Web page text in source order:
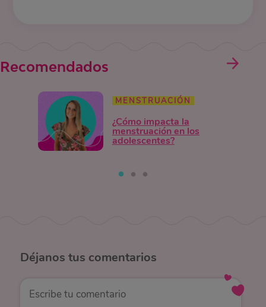
Recomendados
MENSTRUACIÓN
¿Cómo impacta la
menstruación en los
adolescentes?
Déjanos tus comentarios